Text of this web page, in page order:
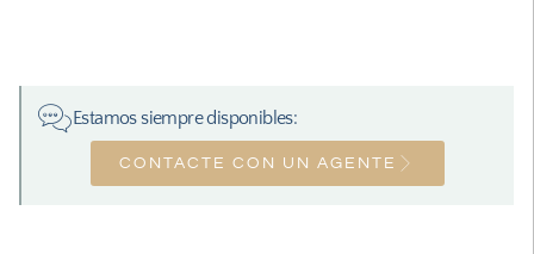
Estamos siempre disponibles:
CONTACTE CON UN AGENTE